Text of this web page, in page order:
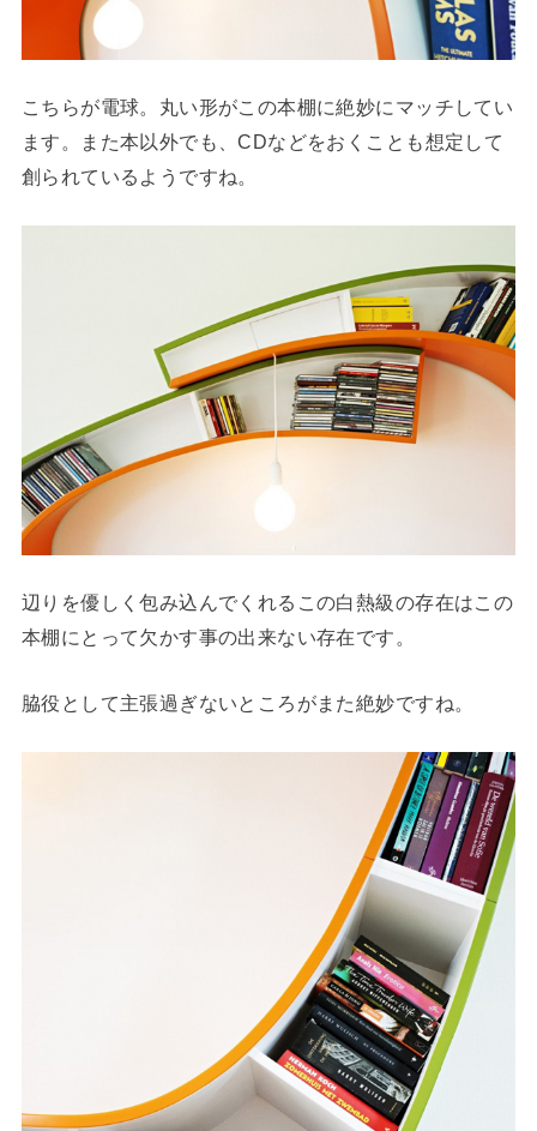
こちらが電球。丸い形がこの本棚に絶妙にマッチしてい
ます。また本以外でも、CDなどをおくことも想定して
創られているようですね。
辺りを優しく包み込んでくれるこの白熱級の存在はこの
本棚にとって欠かす事の出来ない存在です。
脇役として主張過ぎないところがまた絶妙ですね。